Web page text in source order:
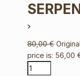
80,00€
price is: 56,00